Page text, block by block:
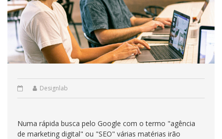
Designlab
Numa rápida busca pelo Google com o termo "agência
de marketing digital" ou "SEO" várias matérias irão